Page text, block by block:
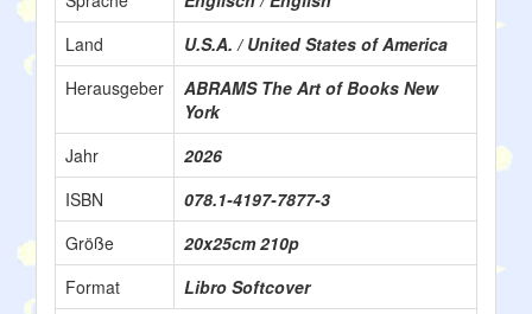
Land
U.S.A. / United States of America
Herausgeber
ABRAMS The Art of Books New
York
Jahr
2026
ISBN
078.1-4197-7877-3
Größe
20x25cm 210p
Format
Libro Softcover